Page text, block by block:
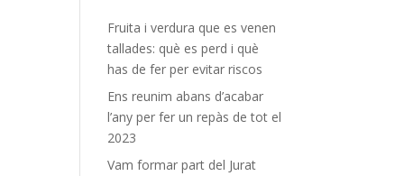
Fruita i verdura que es venen
tallades: què es perd i què
has de fer per evitar riscos
Ens reunim abans d’acabar
l’any per fer un repàs de tot el
2023
Vam formar part del Jurat